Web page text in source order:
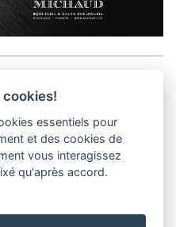
Kits médias
Confidentialité
cookies!
essentiels pour
et des cookies de
vous interagissez
qu'après accord.